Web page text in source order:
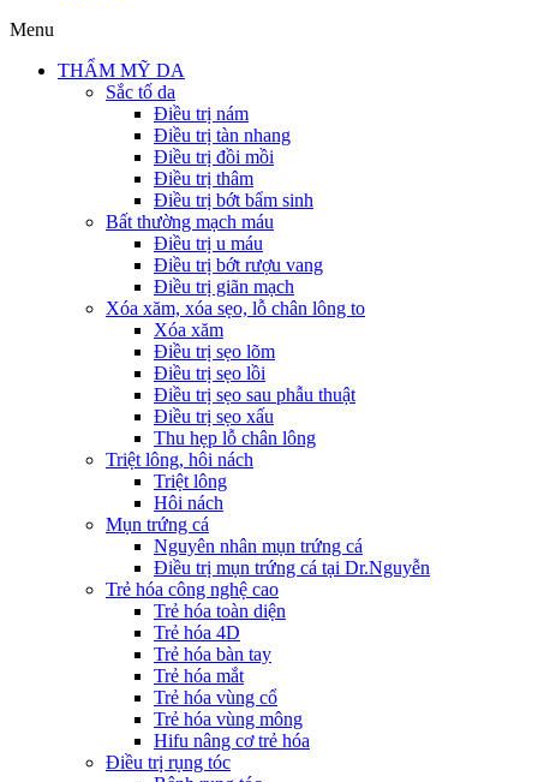
Menu
THẨM MỸ DA
Sắc tố da
Điều trị nám
Điều trị tàn nhang
Điều trị đồi mồi
Điều trị thâm
Điều trị bớt bẩm sinh
Bất thường mạch máu
Điều trị u máu
Điều trị bớt rượu vang
Điều trị giãn mạch
Xóa xăm, xóa sẹo, lỗ chân lông to
Xóa xăm
Điều trị sẹo lõm
Điều trị sẹo lồi
Điều trị sẹo sau phẫu thuật
Điều trị sẹo xấu
Thu hẹp lỗ chân lông
Triệt lông, hôi nách
Triệt lông
Hôi nách
Mụn trứng cá
Nguyên nhân mụn trứng cá
Điều trị mụn trứng cá tại Dr.Nguyễn
Trẻ hóa công nghệ cao
Trẻ hóa toàn diện
Trẻ hóa 4D
Trẻ hóa bàn tay
Trẻ hóa mắt
Trẻ hóa vùng cổ
Trẻ hóa vùng mông
Hifu nâng cơ trẻ hóa
Điều trị rụng tóc